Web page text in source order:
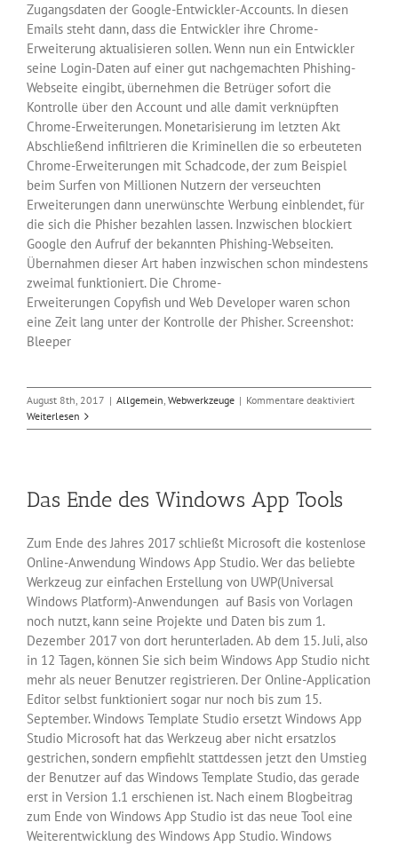
Zugangsdaten der Google-Entwickler-Accounts. In diesen
Emails steht dann, dass die Entwickler ihre Chrome-
Erweiterung aktualisieren sollen. Wenn nun ein Entwickler
seine Login-Daten auf einer gut nachgemachten Phishing-
Webseite eingibt, übernehmen die Betrüger sofort die
Kontrolle über den Account und alle damit verknüpften
Chrome-Erweiterungen. Monetarisierung im letzten Akt
Abschließend infiltrieren die Kriminellen die so erbeuteten
Chrome-Erweiterungen mit Schadcode, der zum Beispiel
beim Surfen von Millionen Nutzern der verseuchten
Erweiterungen dann unerwünschte Werbung einblendet, für
die sich die Phisher bezahlen lassen. Inzwischen blockiert
Google den Aufruf der bekannten Phishing-Webseiten.
Übernahmen dieser Art haben inzwischen schon mindestens
zweimal funktioniert. Die Chrome-
Erweiterungen Copyfish und Web Developer waren schon
eine Zeit lang unter der Kontrolle der Phisher. Screenshot:
Bleeper
August 8th, 2017 | Allgemein, Webwerkzeuge | Kommentare deaktiviertfür
Angriffe
Weiterlesen
Das Ende des Windows App Tools
Zum Ende des Jahres 2017 schließt Microsoft die kostenlose
Online-Anwendung Windows App Studio. Wer das beliebte
Werkzeug zur einfachen Erstellung von UWP(Universal
Windows Platform)-Anwendungen auf Basis von Vorlagen
noch nutzt, kann seine Projekte und Daten bis zum 1.
Dezember 2017 von dort herunterladen. Ab dem 15. Juli, also
in 12 Tagen, können Sie sich beim Windows App Studio nicht
mehr als neuer Benutzer registrieren. Der Online-Application
Editor selbst funktioniert sogar nur noch bis zum 15.
September. Windows Template Studio ersetzt Windows App
Studio Microsoft hat das Werkzeug aber nicht ersatzlos
gestrichen, sondern empfiehlt stattdessen jetzt den Umstieg
der Benutzer auf das Windows Template Studio, das gerade
erst in Version 1.1 erschienen ist. Nach einem Blogbeitrag
zum Ende von Windows App Studio ist das neue Tool eine
Weiterentwicklung des Windows App Studio. Windows